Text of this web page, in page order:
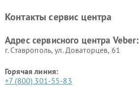
Контакты сервис центра
Адрес сервисного центра Veber:
г. Ставрополь, ул. Доваторцев, 61
Горячая линия:
+7 (800) 301-55-83